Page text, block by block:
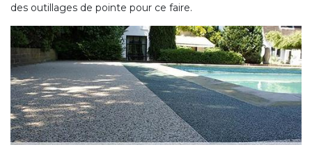
des outillages de pointe pour ce faire.